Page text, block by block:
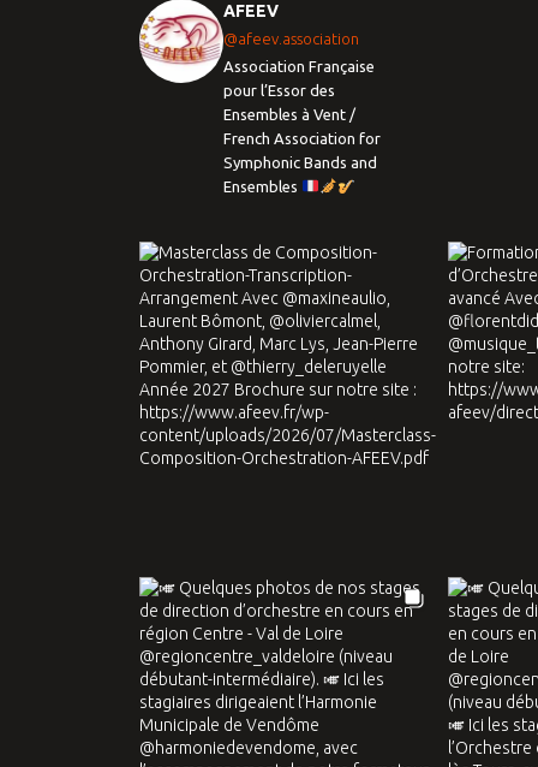
AFEEV
@afeev.association
Association Française
pour l’Essor des
Ensembles à Vent /
French Association for
Symphonic Bands and
Ensembles